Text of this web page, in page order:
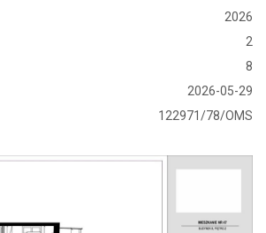
2026
2
8
2026-05-29
122971/78/OMS